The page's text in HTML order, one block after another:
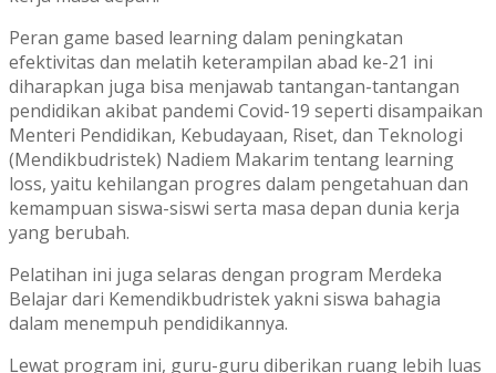
Peran game based learning dalam peningkatan
efektivitas dan melatih keterampilan abad ke-21 ini
diharapkan juga bisa menjawab tantangan-tantangan
pendidikan akibat pandemi Covid-19 seperti disampaikan
Menteri Pendidikan, Kebudayaan, Riset, dan Teknologi
(Mendikbudristek) Nadiem Makarim tentang learning
loss, yaitu kehilangan progres dalam pengetahuan dan
kemampuan siswa-siswi serta masa depan dunia kerja
yang berubah.
Pelatihan ini juga selaras dengan program Merdeka
Belajar dari Kemendikbudristek yakni siswa bahagia
dalam menempuh pendidikannya.
Lewat program ini, guru-guru diberikan ruang lebih luas